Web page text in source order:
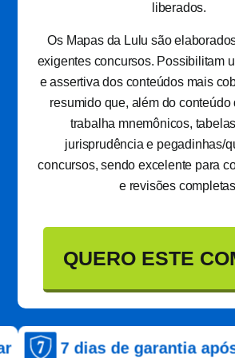
liberados.
Os Mapas da Lulu são
exigentes concursos. Possibilitam
e assertiva dos conteúdos mais
resumido que, além do conteúdo
trabalha mnemônicos,
jurisprudência e pegadinhas/
concursos, sendo excelente para
e revisões
QUERO ESTE
de garantia após a compra